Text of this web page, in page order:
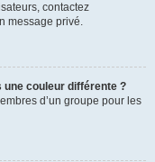
contactez
message privé.
couleur différente ?
d’un groupe pour les